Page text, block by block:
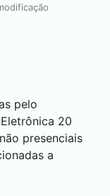
pelo
20
presenciais
a